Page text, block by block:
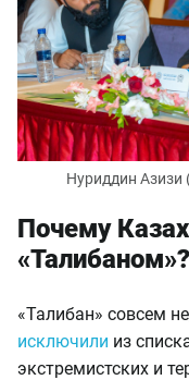
Нуриддин Азизи
Почему
«Талибаном»?
«Талибан» совсем
исключили из
экстремистских и